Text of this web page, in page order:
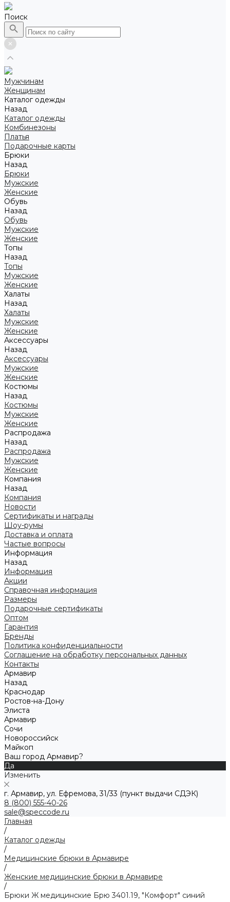
Поиск
Мужчинам
Женщинам
Каталог одежды
Назад
Каталог одежды
Комбинезоны
Платья
Подарочные карты
Брюки
Назад
Брюки
Мужские
Женские
Обувь
Назад
Обувь
Мужские
Женские
Топы
Назад
Топы
Мужские
Женские
Халаты
Назад
Халаты
Мужские
Женские
Аксессуары
Назад
Аксессуары
Мужские
Женские
Костюмы
Назад
Костюмы
Мужские
Женские
Распродажа
Назад
Распродажа
Мужские
Женские
Компания
Назад
Компания
Новости
Сертификаты и награды
Шоу-румы
Доставка и оплата
Частые вопросы
Информация
Назад
Информация
Акции
Справочная информация
Размеры
Подарочные сертификаты
Оптом
Гарантия
Бренды
Политика конфиденциальности
Соглашение на обработку персональных данных
Контакты
Армавир
Назад
Краснодар
Ростов-на-Дону
Элиста
Армавир
Сочи
Новороссийск
Майкоп
Ваш город Армавир?
Да
Изменить
г. Армавир, ул. Ефремова, 31/33 (пункт выдачи СДЭК)
8 (800) 555-40-26
sale@speccode.ru
Главная
/
Каталог одежды
/
Медицинские брюки в Армавире
/
Женские медицинские брюки в Армавире
/
Брюки Ж медицинские Брю 3401.19, "Комфорт" синий